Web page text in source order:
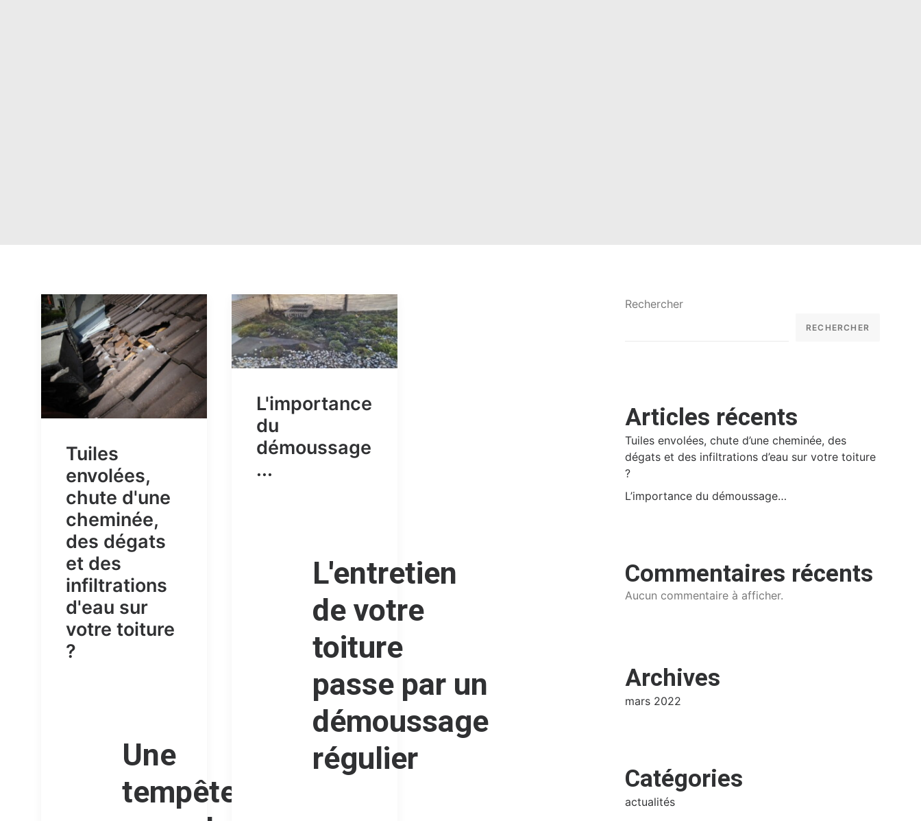
Tuiles
envolées,
chute d'une
cheminée,
des dégats
et des
infiltrations
d'eau sur
votre toiture
?
Une
tempête, un
L'importance
du
démoussage
...
L'entretien
de votre
toiture
passe par un
démoussage
régulier
Rechercher
RECHERCHER
Articles récents
Tuiles envolées, chute d’une cheminée, des
dégats et des infiltrations d’eau sur votre toiture
?
L’importance du démoussage…
Commentaires récents
Aucun commentaire à afficher.
Archives
mars 2022
Catégories
actualités